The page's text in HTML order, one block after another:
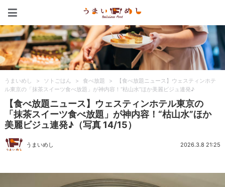
うまいめし > ソトごはん > 食べ放題 >
【食べ放題ニュース】ウェスティンホテ
ル東京の「抹茶スイーツ食べ放題」が神内容！“枯山水”ほか美麗ビジュ連発♪
【食べ放題ニュース】ウェスティンホテル東京の
「抹茶スイーツ食べ放題」が神内容！“枯山水”ほか
美麗ビジュ連発♪（写真 14/15）
うまいめし 2026.3.8 21:25